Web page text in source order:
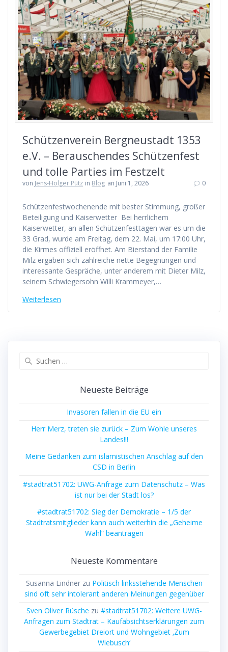
Schützenverein Bergneustadt 1353
e.V. – Berauschendes Schützenfest
und tolle Parties im Festzelt
von Jens-Holger Pütz in Blog an Juni 1, 2026 0
Schützenfestwochenende mit bester Stimmung, großer
Beteiligung und Kaiserwetter Bei herrlichem
Kaiserwetter, an allen Schützenfesttagen war es um die
33 Grad, wurde am Freitag, dem 22. Mai, um 17:00 Uhr,
die Kirmes offiziell eröffnet. Am Bierstand der Familie
Milz ergaben sich zahlreiche nette Begegnungen und
interessante Gespräche, unter anderem mit Dieter Milz,
seinem Schwiegersohn Willi Krammeyer,…
Weiterlesen
Neueste Beiträge
Invasoren fallen in die EU ein
Herr Merz, treten sie zurück – Zum Wohle unseres
Landes!!!
Meine Gedanken zum islamistischen Anschlag auf den
CSD in Berlin
#stadtrat51702: UWG-Anfrage zum Datenschutz – Was
ist nur bei der Stadt los?
#stadtrat51702: Sieg der Demokratie – 1/5 der
Stadtratsmitglieder kann auch weiterhin die „Geheime
Wahl“ beantragen
Neueste Kommentare
Susanna Lindnerzu Politisch linksstehende Menschen
sind oft sehr intolerant anderen Meinungen gegenüber
Sven Oliver Rüsche zu #stadtrat51702: Weitere UWG-
Anfragen zum Stadtrat – Kaufabsichtserklärungen zum
Gewerbegebiet Dreiort und Wohngebiet ‚Zum
Wiebusch‘